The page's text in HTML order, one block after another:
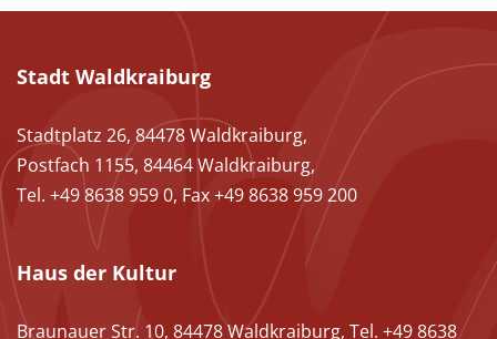
Stadt Waldkraiburg
Stadtplatz 26, 84478 Waldkraiburg,
Postfach 1155, 84464 Waldkraiburg,
Tel. +49 8638 959 0, Fax +49 8638 959 200
Haus der Kultur
Braunauer Str. 10, 84478 Waldkraiburg, Tel. +49 8638